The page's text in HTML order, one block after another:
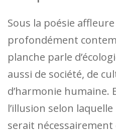
Sous la poésie
profondément
planche parle
aussi de société, de
d’harmonie humaine.
l’illusion selon
serait